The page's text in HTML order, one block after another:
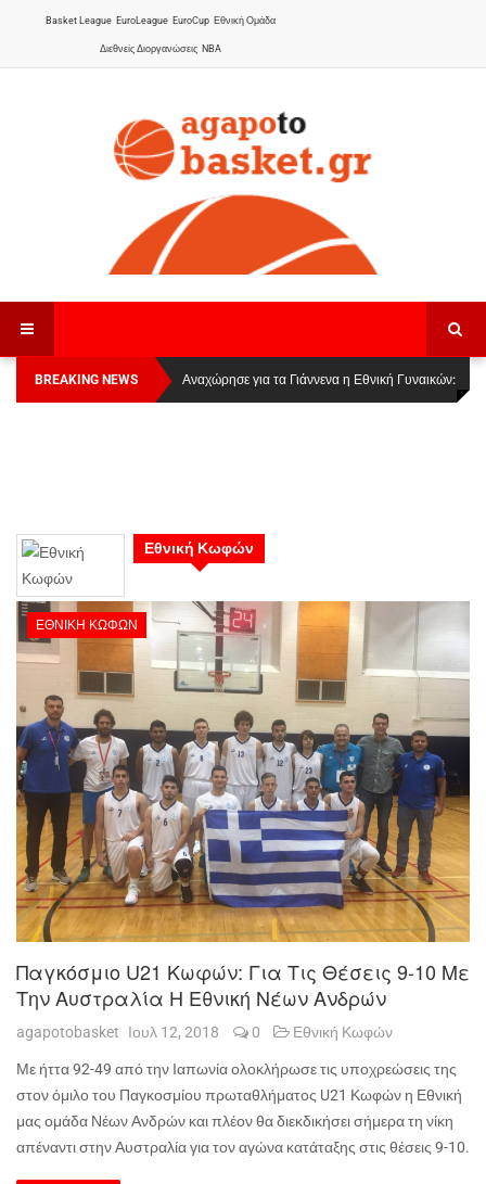
Basket League EuroLeague EuroCup Εθνική Ομάδα
Διεθνείς Διοργανώσεις NBA
BREAKING NEWS
Οι Πάνθηρες Καβάλας στην Women Basketball
League 1
Αναχώρησε για τα Γιάννενα η Εθνική Γυναικών:
Εθνική Κωφών
ΕΘΝΙΚΉ ΚΩΦΏΝ
Παγκόσμιο U21 Κωφών: Για Τις Θέσεις 9-10 Με
Την Αυστραλία Η Εθνική Νέων Ανδρών
agapotobasket Ιουλ 12, 2018 0 Εθνική Κωφών
Με ήττα 92-49 από την Ιαπωνία ολοκλήρωσε τις υποχρεώσεις της
στον όμιλο του Παγκοσμίου πρωταθλήματος U21 Κωφών η Εθνική
μας ομάδα Νέων Ανδρών και πλέον θα διεκδικήσει σήμερα τη νίκη
απέναντι στην Αυστραλία για τον αγώνα κατάταξης στις θέσεις 9-10.